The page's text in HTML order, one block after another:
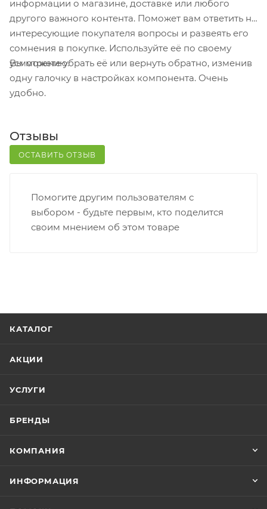
кассовой зоне и назовите номер.
Постамат. Когда заказ поступит на точку, на ваш
телефон или e-mail придет уникальный код.
Заказ нужно оплатить в терминале постамата.
Срок хранения — 3 дня.
Почтовая доставка через почту России. Когда
оценить состояние коробки: вес, целостность.
Вскрывать коробку самостоятельно вы можете
не должна превышать 100 000 р.
информации о магазине, доставке или любого
другого важного контента. Поможет вам ответить на
интересующие покупателя вопросы и развеять его
сомнения в покупке. Используйте её по своему
усмотрению.
Вы можете убрать её или вернуть обратно, изменив
одну галочку в настройках компонента. Очень
удобно.
Отзывы
ОСТАВИТЬ ОТЗЫВ
Помогите другим пользователям с
выбором - будьте первым, кто поделится
своим мнением об этом товаре
КАТАЛОГ
АКЦИИ
УСЛУГИ
БРЕНДЫ
КОМПАНИЯ
ИНФОРМАЦИЯ